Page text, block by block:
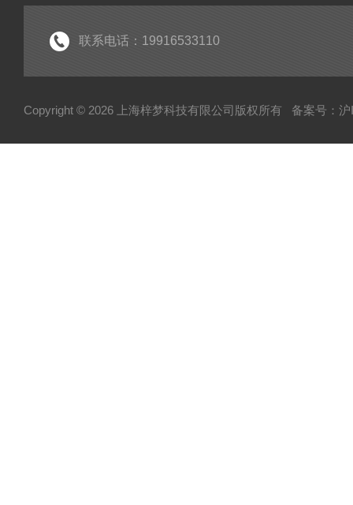
联系电话：19916533110
Copyright © 2026 上海梓梦科技有限公司版权所有 备案号：